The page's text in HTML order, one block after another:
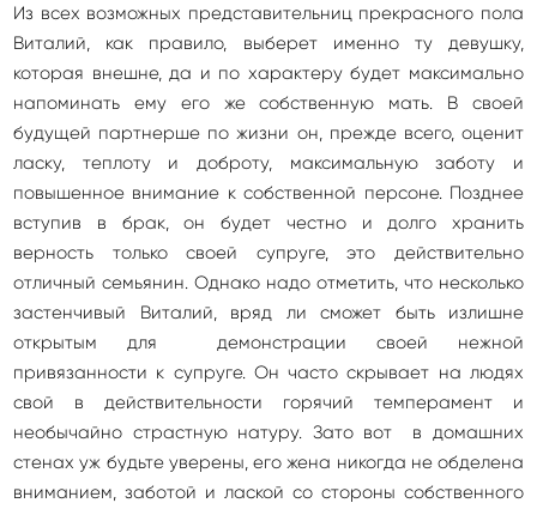
Из всех возможных представительниц прекрасного пола
Виталий, как правило, выберет именно ту девушку,
которая внешне, да и по характеру будет максимально
напоминать ему его же собственную мать. В своей
будущей партнерше по жизни он, прежде всего, оценит
ласку, теплоту и доброту, максимальную заботу и
повышенное внимание к собственной персоне. Позднее
вступив в брак, он будет честно и долго хранить
верность только своей супруге, это действительно
отличный семьянин. Однако надо отметить, что несколько
застенчивый Виталий, вряд ли сможет быть излишне
открытым для демонстрации своей нежной
привязанности к супруге. Он часто скрывает на людях
свой в действительности горячий темперамент и
необычайно страстную натуру. Зато вот в домашних
стенах уж будьте уверены, его жена никогда не обделена
вниманием, заботой и лаской со стороны собственного